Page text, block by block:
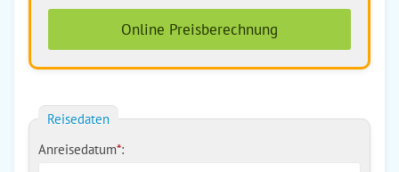
Online Preisberechnung
Reisedaten
Anreisedatum*: